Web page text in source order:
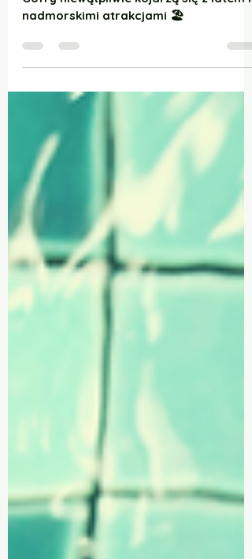
20 sie 2021
1 minut(y) czytania
🧁Fit-Babeczki🧁 Fit goferki
nadmorskimi atrakcjami 🏖